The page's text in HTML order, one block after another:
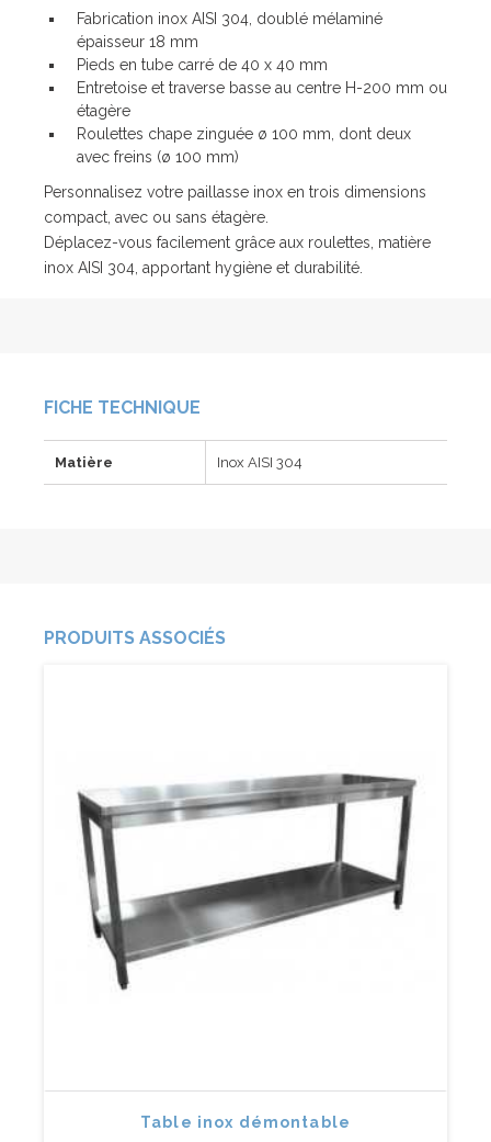
Fabrication inox AISI 304, doublé mélaminé
épaisseur 18 mm
Pieds en tube carré de 40 x 40 mm
Entretoise et traverse basse au centre H-200 mm ou
étagère
Roulettes chape zinguée ø 100 mm, dont deux
avec freins (ø 100 mm)
Personnalisez votre paillasse inox en trois dimensions
compact, avec ou sans étagère.
Déplacez-vous facilement grâce aux roulettes, matière
inox AISI 304, apportant hygiène et durabilité.
FICHE TECHNIQUE
Matière Inox AISI 304
PRODUITS ASSOCIÉS
Table inox démontable